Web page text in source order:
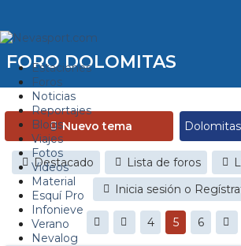
Estaciones
Foros
Noticias
Reportajes
Blogs
Viajes
Fotos
Videos
Material
Esquí Pro
Infonieve
Verano
Nevalog
FORO DOLOMITAS
Nuevo tema
Destacado Lista de foros
Inicia sesión o
4 5 6